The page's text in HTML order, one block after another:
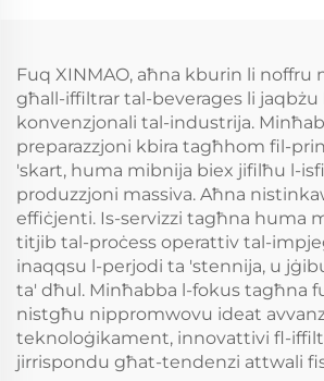
Fuq XINMAO, aħna kburin li noffru
għall-iffiltrar tal-beverages li
konvenzjonali tal-industrija.
preparazzjoni kbira tagħhom fil-
'skart, huma mibnija biex jifilħu l-
produzzjoni massiva. Aħna
effiċjenti. Is-servizzi tagħna huma
titjib tal-proċess operattiv tal-
inaqqsu l-perjodi ta 'stennija, u
ta' dħul. Minħabba l-fokus tagħna
nistgħu nippromwovu ideat
teknoloġikament, innovattivi fl-
jirrispondu għat-tendenzi attwali